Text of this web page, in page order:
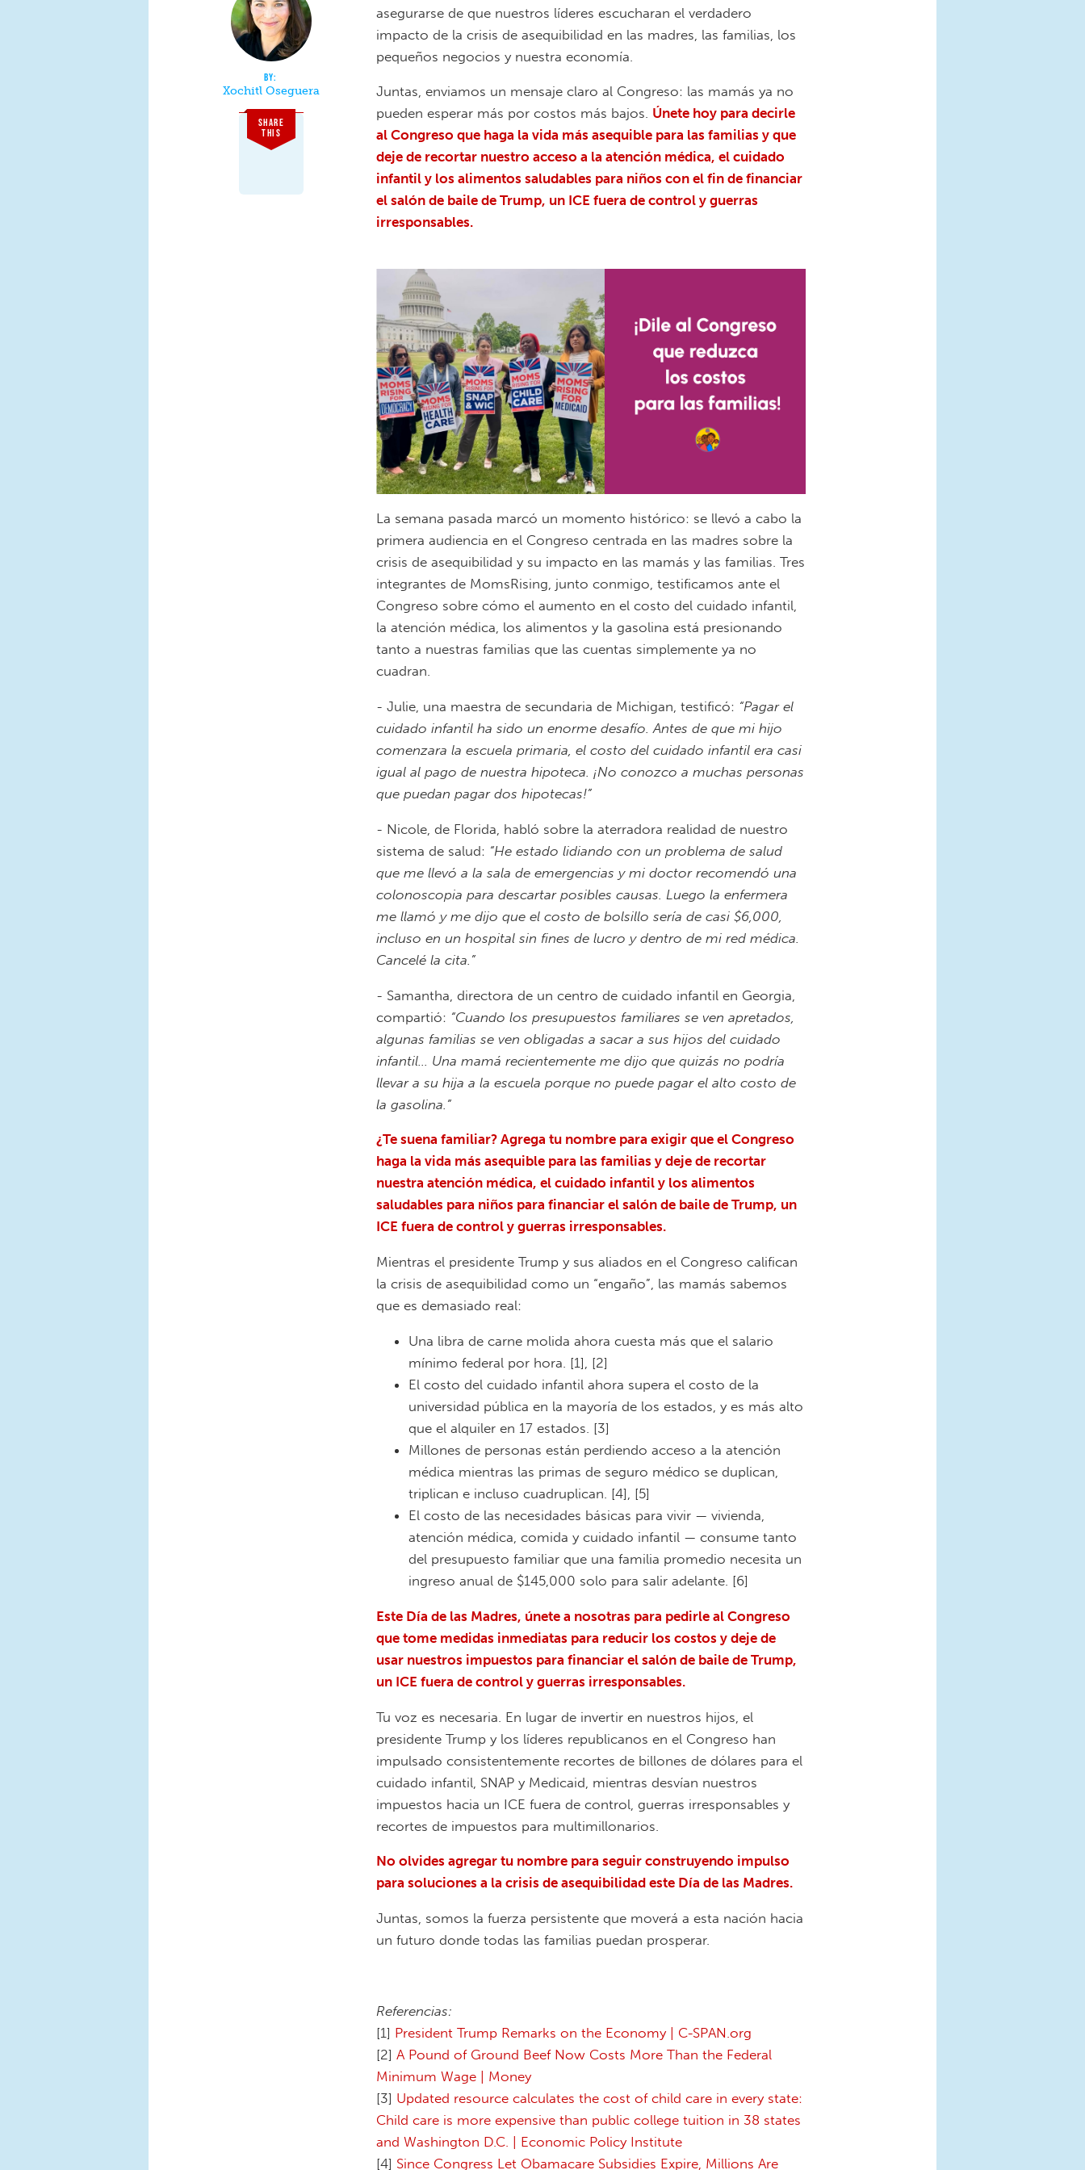
Xochitl Oseguera
SHARE
THIS
asegurarse de que nuestros líderes escucharan el verdadero
impacto de la crisis de asequibilidad en las madres, las familias, los
pequeños negocios y nuestra economía.
Juntas, enviamos un mensaje claro al Congreso: las mamás ya no
pueden esperar más por costos más bajos. Únete hoy para decirle
al Congreso que haga la vida más asequible para las familias y que
deje de recortar nuestro acceso a la atención médica, el cuidado
infantil y los alimentos saludables para niños con el fin de financiar
el salón de baile de Trump, un ICE fuera de control y guerras
irresponsables.
La semana pasada marcó un momento histórico: se llevó a cabo la
primera audiencia en el Congreso centrada en las madres sobre la
crisis de asequibilidad y su impacto en las mamás y las familias. Tres
integrantes de MomsRising, junto conmigo, testificamos ante el
Congreso sobre cómo el aumento en el costo del cuidado infantil,
la atención médica, los alimentos y la gasolina está presionando
tanto a nuestras familias que las cuentas simplemente ya no
cuadran.
- Julie, una maestra de secundaria de Michigan, testificó: “Pagar el
cuidado infantil ha sido un enorme desafío. Antes de que mi hijo
comenzara la escuela primaria, el costo del cuidado infantil era casi
igual al pago de nuestra hipoteca. ¡No conozco a muchas personas
que puedan pagar dos hipotecas!”
- Nicole, de Florida, habló sobre la aterradora realidad de nuestro
sistema de salud: “He estado lidiando con un problema de salud
que me llevó a la sala de emergencias y mi doctor recomendó una
colonoscopia para descartar posibles causas. Luego la enfermera
me llamó y me dijo que el costo de bolsillo sería de casi $6,000,
incluso en un hospital sin fines de lucro y dentro de mi red médica.
Cancelé la cita.”
- Samantha, directora de un centro de cuidado infantil en Georgia,
compartió: “Cuando los presupuestos familiares se ven apretados,
algunas familias se ven obligadas a sacar a sus hijos del cuidado
infantil... Una mamá recientemente me dijo que quizás no podría
llevar a su hija a la escuela porque no puede pagar el alto costo de
la gasolina.”
¿Te suena familiar? Agrega tu nombre para exigir que el Congreso
haga la vida más asequible para las familias y deje de recortar
nuestra atención médica, el cuidado infantil y los alimentos
saludables para niños para financiar el salón de baile de Trump, un
ICE fuera de control y guerras irresponsables.
Mientras el presidente Trump y sus aliados en el Congreso califican
la crisis de asequibilidad como un “engaño”, las mamás sabemos
que es demasiado real:
Una libra de carne molida ahora cuesta más que el salario
mínimo federal por hora. [1], [2]
El costo del cuidado infantil ahora supera el costo de la
universidad pública en la mayoría de los estados, y es más alto
que el alquiler en 17 estados. [3]
Millones de personas están perdiendo acceso a la atención
médica mientras las primas de seguro médico se duplican,
triplican e incluso cuadruplican. [4], [5]
El costo de las necesidades básicas para vivir — vivienda,
atención médica, comida y cuidado infantil — consume tanto
del presupuesto familiar que una familia promedio necesita un
ingreso anual de $145,000 solo para salir adelante. [6]
Este Día de las Madres, únete a nosotras para pedirle al Congreso
que tome medidas inmediatas para reducir los costos y deje de
usar nuestros impuestos para financiar el salón de baile de Trump,
un ICE fuera de control y guerras irresponsables.
Tu voz es necesaria. En lugar de invertir en nuestros hijos, el
presidente Trump y los líderes republicanos en el Congreso han
impulsado consistentemente recortes de billones de dólares para el
cuidado infantil, SNAP y Medicaid, mientras desvían nuestros
impuestos hacia un ICE fuera de control, guerras irresponsables y
recortes de impuestos para multimillonarios.
No olvides agregar tu nombre para seguir construyendo impulso
para soluciones a la crisis de asequibilidad este Día de las Madres.
Juntas, somos la fuerza persistente que moverá a esta nación hacia
un futuro donde todas las familias puedan prosperar.
Referencias:
[1] President Trump Remarks on the Economy | C-SPAN.org
[2] A Pound of Ground Beef Now Costs More Than the Federal
Minimum Wage | Money
[3] Updated resource calculates the cost of child care in every state:
Child care is more expensive than public college tuition in 38 states
and Washington D.C. | Economic Policy Institute
[4] Since Congress Let Obamacare Subsidies Expire, Millions Are